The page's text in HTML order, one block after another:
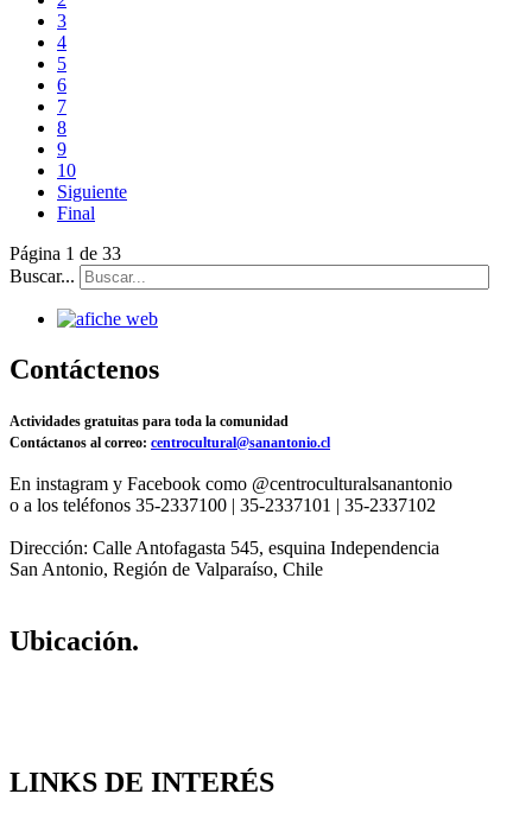
3
4
5
6
7
8
9
10
Siguiente
Final
Página 1 de 33
Buscar...
Contáctenos
Actividades gratuitas para toda la comunidad
Contáctanos al correo: centrocultural@sanantonio.cl
En instagram y Facebook como @centroculturalsanantonio
o a los teléfonos 35-2337100 | 35-2337101 | 35-2337102
Dirección: Calle Antofagasta 545, esquina Independencia
San Antonio, Región de Valparaíso, Chile
Ubicación.
LINKS DE INTERÉS